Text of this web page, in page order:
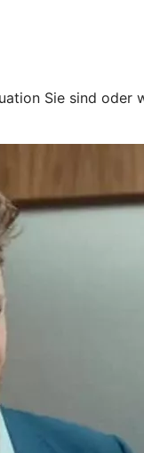
Sie sind oder